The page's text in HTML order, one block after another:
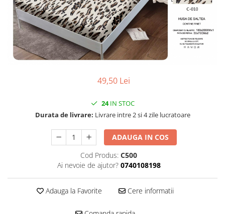
49,50 Lei
24IN STOC
Durata de livrare: Livrare intre 2 si 4 zile lucratoare
ADAUGA IN COS
Cod Produs: C500
Ai nevoie de ajutor? 0740108198
Adauga la Favorite Cere informatii